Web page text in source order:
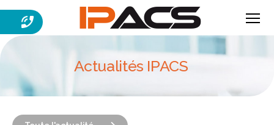
IPACS
Actualités IPACS